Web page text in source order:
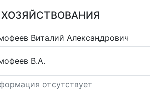
Виталий Александрович
В.А.
отсутствует